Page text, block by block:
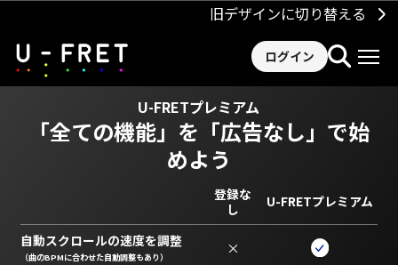
旧デザインに切り替える
ログイン
U-FRETプレミアム
「全ての機能」を 「広告なし」で始
めよう
登録な
し
U-FRETプレミアム
自動スクロールの速度を調整
（曲のBPMに合わせた自動調整もあり） ×